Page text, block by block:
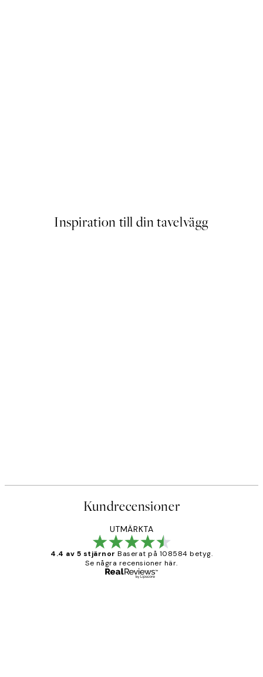
Inspiration till din tavelvägg
Kundrecensioner
UTMÄRKTA
4.4 av 5 stjärnor Baserat på 108584 betyg.
Se några recensioner här.